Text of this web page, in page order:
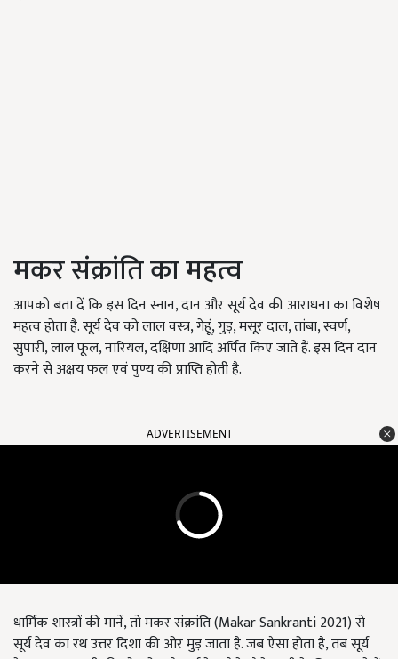
मकर संक्रांति का महत्व
आपको बता दें कि इस दिन स्नान, दान और सूर्य देव की आराधना का विशेष
महत्व होता है. सूर्य देव को लाल वस्त्र, गेहूं, गुड़, मसूर दाल, तांबा, स्वर्ण,
सुपारी, लाल फूल, नारियल, दक्षिणा आदि अर्पित किए जाते हैं. इस दिन दान
करने से अक्षय फल एवं पुण्य की प्राप्ति होती है.
ADVERTISEMENT
धार्मिक शास्त्रों की मानें, तो मकर संक्रांति (Makar Sankranti 2021) से
सूर्य देव का रथ उत्तर दिशा की ओर मुड़ जाता है. जब ऐसा होता है, तब सूर्य